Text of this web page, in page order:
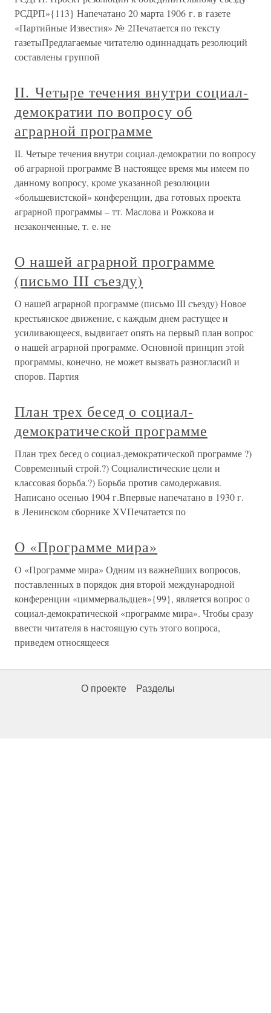
РСДРП»{113} Напечатано 20 марта 1906 г. в газете
«Партийные Известия» № 2Печатается по тексту
газетыПредлагаемые читателю одиннадцать резолюций
составлены группой
II. Четыре течения внутри социал-
демократии по вопросу об
аграрной программе
II. Четыре течения внутри социал-демократии по вопросу
об аграрной программе В настоящее время мы имеем по
данному вопросу, кроме указанной резолюции
«большевистской» конференции, два готовых проекта
аграрной программы – тт. Маслова и Рожкова и
незаконченные, т. е. не
О нашей аграрной программе
(письмо III съезду)
О нашей аграрной программе (письмо III съезду) Новое
крестьянское движение, с каждым днем растущее и
усиливающееся, выдвигает опять на первый план вопрос
о нашей аграрной программе. Основной принцип этой
программы, конечно, не может вызвать разногласий и
споров. Партия
План трех бесед о социал-
демократической программе
План трех бесед о социал-демократической программе ?)
Современный строй.?) Социалистические цели и
классовая борьба.?) Борьба против самодержавия.
Написано осенью 1904 г.Впервые напечатано в 1930 г.
в Ленинском сборнике XVПечатается по
О «Программе мира»
О «Программе мира» Одним из важнейших вопросов,
поставленных в порядок дня второй международной
конференции «циммервальдцев»{99}, является вопрос о
социал-демократической «программе мира». Чтобы сразу
ввести читателя в настоящую суть этого вопроса,
приведем относящееся
О проекте Разделы